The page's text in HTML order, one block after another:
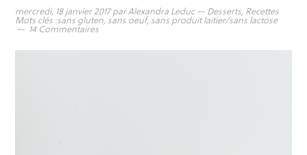
mercredi, 18 janvier 2017parAlexandra Leduc — Desserts, Recettes
Mots clés :sans gluten, sans oeuf, sans produit laitier/sans lactose
14 Commentaires